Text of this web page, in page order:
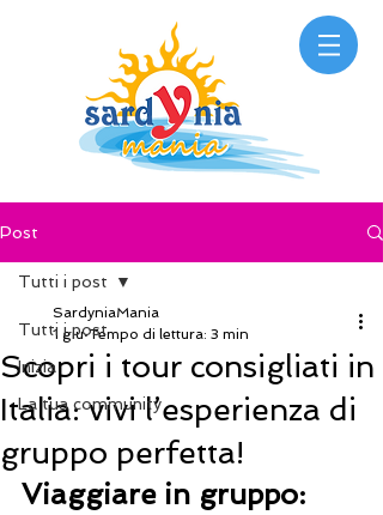
Post
Tutti i post
Inizia
La tua community
Tutti i post
Scopri i tour consigliati in
Italia: vivi l’esperienza di
gruppo perfetta!
SardyniaMania
1 giu Tempo di lettura: 3 min
Viaggiare in gruppo: